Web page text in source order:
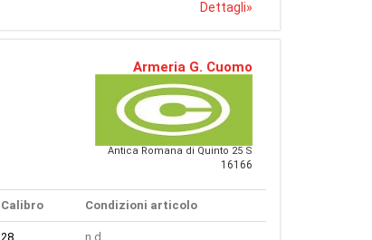
Dettagli»
Armeria G. Cuomo
Antica Romana di Quinto 25 S
16166
Calibro Condizioni articolo
28 n.d.